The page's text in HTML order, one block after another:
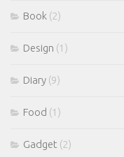
Book (2)
Design (1)
Diary (9)
Food (1)
Gadget (2)